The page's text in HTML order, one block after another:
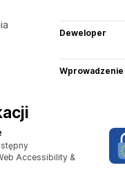
Deweloper
Accessibility &